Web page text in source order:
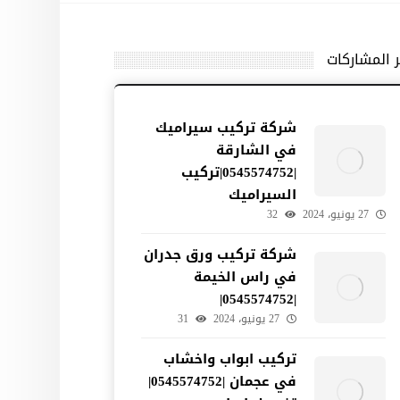
المشاركات
شركة تركيب سيراميك
في الشارقة
|0545574752|تركيب
السيراميك
27 يونيو، 2024 32
شركة تركيب ورق جدران
في راس الخيمة
|0545574752|
27 يونيو، 2024 31
تركيب ابواب واخشاب
في عجمان |0545574752|